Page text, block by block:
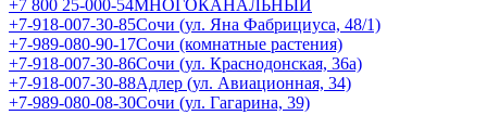
+7 800 25-000-54МНОГОКАНАЛЬНЫЙ
+7-918-007-30-85Сочи (ул. Яна Фабрициуса, 48/1)
+7-989-080-90-17Сочи (комнатные растения)
+7-918-007-30-86Сочи (ул. Краснодонская, 36а)
+7-918-007-30-88Адлер (ул. Авиационная, 34)
+7-989-080-08-30Сочи (ул. Гагарина, 39)